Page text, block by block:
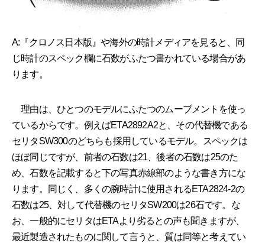
A:『クロノス日本版』や海外の時計メディアを見ると、同
じ時計のスペック欄に石数がふたつ書かれている場合があ
ります。
理由は、ひとつのモデルにふたつのムーブメントを使っ
ているからです。例えばETA2892A2と、その代替機である
セリタSW300のどちらも採用しているモデル。スペックは
ほぼ同じですが、前者の石数は21、後者の石数は25のた
め、石数を記載すると下の写真赤線部のような書き方にな
ります。同じく、多くの腕時計に使用されるETA2824-2の
石数は25、対して代替機のセリタSW200は26石です。な
お、一般的にセリタはETAより劣るとの声も聞きますが、
最近製造されたものに関して言うと、質は同等と考えてい